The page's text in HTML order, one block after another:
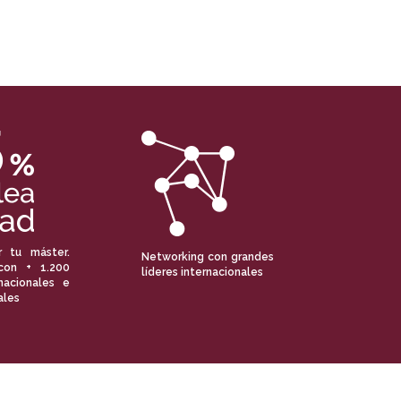
tu máster.
+ 1.200
e
Networking con grandes
líderes internacionales